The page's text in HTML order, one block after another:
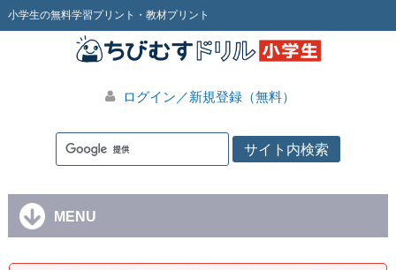
小学生の無料学習プリント・教材プリント
ログイン／新規登録（無料）
MENU